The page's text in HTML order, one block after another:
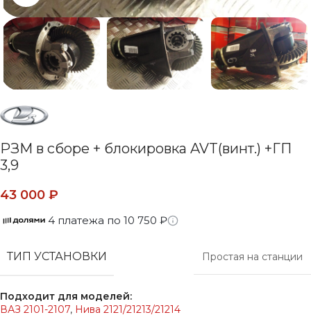
РЗМ в сборе + блокировка AVT(винт.) +ГП
3,9
43 000 ₽
4 платежа по 10 750 ₽
ТИП УСТАНОВКИ Простая на станции
Подходит для моделей:
ВАЗ 2101-2107, Нива 2121/21213/21214